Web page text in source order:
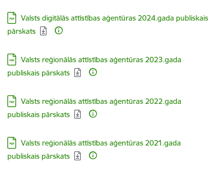
Lejupielādēt:
Valsts digitālās attīstības aģentūras 2024.gada publiskais
pārskats
Lejupielādēt:
Valsts reģionālās attīstības aģentūras 2023.gada
publiskais pārskats
Lejupielādēt:
Valsts reģionālās attīstības aģentūras 2022.gada
publiskais pārskats
Lejupielādēt:
Valsts reģionālās attīstības aģentūras 2021.gada
publiskais pārskats